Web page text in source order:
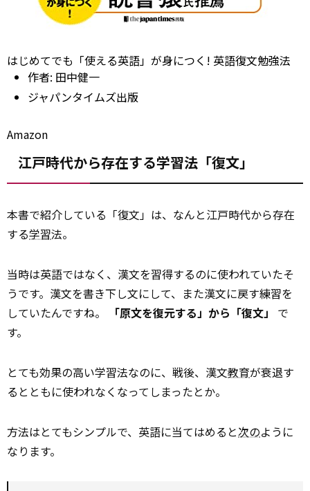
はじめてでも「使える英語」が身につく! 英語復文勉強法
作者: 田中健一
ジャパンタイムズ出版
Amazon
江戸時代から存在する学習法「復文」
本書で紹介している「復文」は、なんと江戸時代から存在
する学習法。
当時は英語ではなく、漢文を習得するのに使われていたそ
うです。漢文を書き下し文にして、また漢文に戻す練習を
していたんですね。
「原文を復元する」から「復文」
で
す。
とても効果の高い学習法なのに、戦後、漢文教育が衰退す
るとともに使われなくなってしまったとか。
方法はとてもシンプルで、英語に当てはめると次のように
なります。